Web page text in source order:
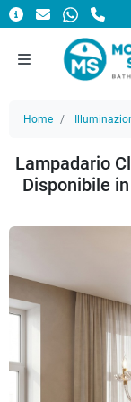
Home
Lampadario
Disponibile